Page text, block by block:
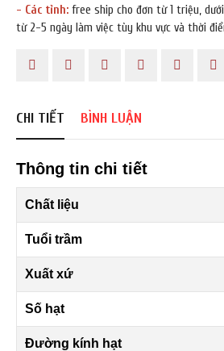
- Các tỉnh: free ship cho đơn từ 1 triệu,
từ 2-5 ngày làm việc tùy khu vực và thời
CHI TIẾT BÌNH LUẬN
Thông tin chi tiết
Chất liệu
Tuổi trầm
Xuất xứ
Số hạt
Đường kính hạt
HOÀN THÀNH